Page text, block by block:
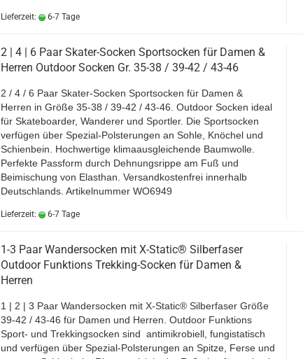
Lieferzeit: 6-7 Tage
2 | 4 | 6 Paar Skater-Socken Sportsocken für Damen &
Herren Outdoor Socken Gr. 35-38 / 39-42 / 43-46
2 / 4 / 6 Paar Skater-Socken Sportsocken für Damen &
Herren in Größe 35-38 / 39-42 / 43-46. Outdoor Socken ideal
für Skateboarder, Wanderer und Sportler. Die Sportsocken
verfügen über Spezial-Polsterungen an Sohle, Knöchel und
Schienbein. Hochwertige klimaausgleichende Baumwolle.
Perfekte Passform durch Dehnungsrippe am Fuß und
Beimischung von Elasthan. Versandkostenfrei innerhalb
Deutschlands. Artikelnummer WO6949
Lieferzeit: 6-7 Tage
1-3 Paar Wandersocken mit X-Static® Silberfaser
Outdoor Funktions Trekking-Socken für Damen &
Herren
1 | 2 | 3 Paar Wandersocken mit X-Static® Silberfaser Größe
39-42 / 43-46 für Damen und Herren. Outdoor Funktions
Sport- und Trekkingsocken sind antimikrobiell, fungistatisch
und verfügen über Spezial-Polsterungen an Spitze, Ferse und